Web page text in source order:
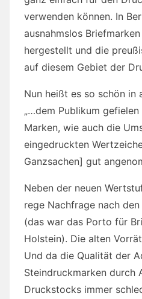
verwenden können. In
ausnahmslos
hergestellt und die
auf diesem Gebiet der
Nun heißt es so schön in
„…dem Publikum
Marken, wie auch die
eingedruckten
Ganzsachen] gut
Neben der neuen
rege Nachfrage nach
(das war das Porto für
Holstein). Die alten
Und da die Qualität der
Steindruckmarken durch
Druckstocks immer